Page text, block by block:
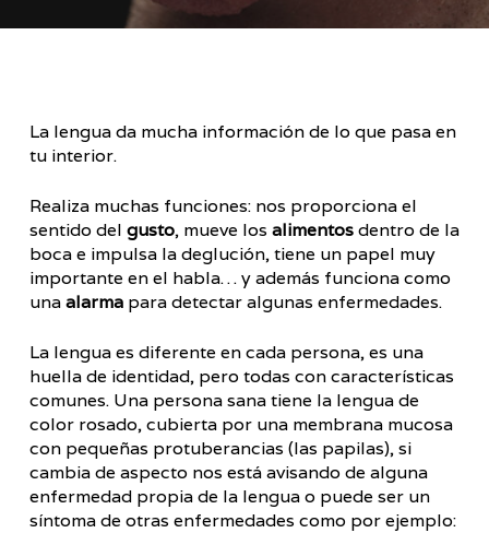
La lengua da mucha información de lo que pasa en
tu interior.
Realiza muchas funciones: nos proporciona el
sentido del gusto, mueve los alimentosdentro de la
boca e impulsa la deglución, tiene un papel muy
importante en el habla… y además funciona como
unaalarmapara detectar algunas enfermedades.
La lengua es diferente en cada persona, es una
huella de identidad, pero todas con características
comunes. Una persona sana tiene la lengua de
color rosado, cubierta por una membrana mucosa
con pequeñas protuberancias (las papilas), si
cambia de aspecto nos está avisando de alguna
enfermedad propia de la lengua o puede ser un
síntoma de otras enfermedades como por ejemplo: